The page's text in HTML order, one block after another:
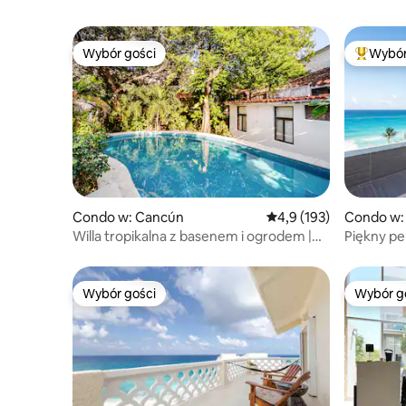
Wybór gości
Wybór gości
Condo w: Cancún Średnia ocena: 4,9 na
4,9 (193)
Willa tropikalna z basenem i ogrodem |
Condo
Piękny
Wybór gości
Wybór gości Wybór
Wybór